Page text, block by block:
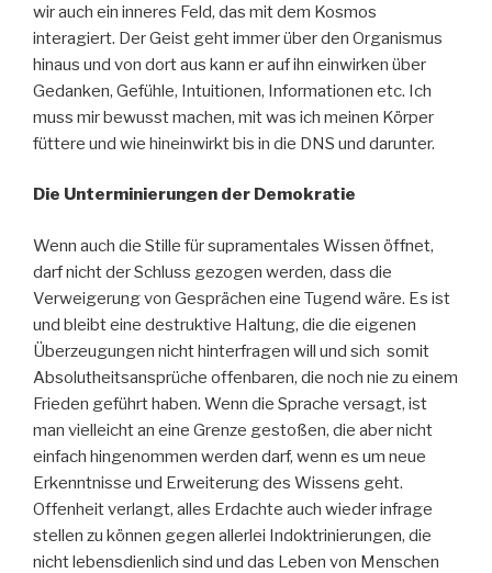
wir auch ein inneres Feld, das mit dem Kosmos
interagiert. Der Geist geht immer über den Organismus
hinaus und von dort aus kann er auf ihn einwirken über
Gedanken, Gefühle, Intuitionen, Informationen etc. Ich
muss mir bewusst machen, mit was ich meinen Körper
füttere und wie hineinwirkt bis in die DNS und darunter.
Die Unterminierungen der Demokratie
Wenn auch die Stille für supramentales Wissen öffnet,
darf nicht der Schluss gezogen werden, dass die
Verweigerung von Gesprächen eine Tugend wäre. Es ist
und bleibt eine destruktive Haltung, die die eigenen
Überzeugungen nicht hinterfragen will und sich somit
Absolutheitsansprüche offenbaren, die noch nie zu einem
Frieden geführt haben. Wenn die Sprache versagt, ist
man vielleicht an eine Grenze gestoßen, die aber nicht
einfach hingenommen werden darf, wenn es um neue
Erkenntnisse und Erweiterung des Wissens geht.
Offenheit verlangt, alles Erdachte auch wieder infrage
stellen zu können gegen allerlei Indoktrinierungen, die
nicht lebensdienlich sind und das Leben von Menschen